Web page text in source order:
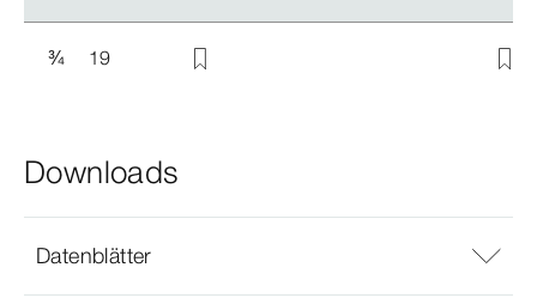
¾ 19
Downloads
Datenblätter